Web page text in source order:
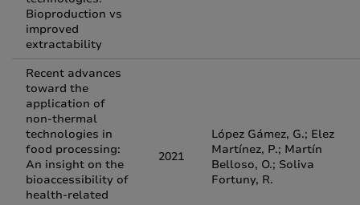
Bioproduction vs
improved
extractability
Recent advances
toward the
application of
non-thermal
technologies in
food processing:
An insight on the
bioaccessibility of
health-related
2021
López Gámez, G.; Elez
Martínez, P.; Martín
Belloso, O.; Soliva
Fortuny, R.